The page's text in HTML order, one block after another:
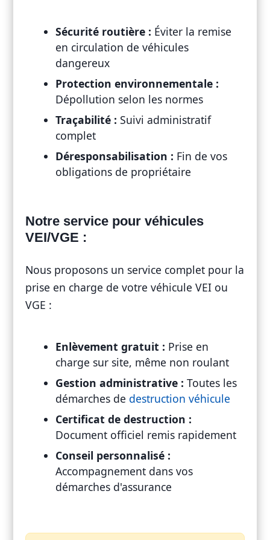
Sécurité routière : Éviter la remise
en circulation de véhicules
dangereux
Protection environnementale :
Dépollution selon les normes
Traçabilité : Suivi administratif
complet
Déresponsabilisation : Fin de vos
obligations de propriétaire
Notre service pour véhicules
VEI/VGE :
Nous proposons un service complet pour la
prise en charge de votre véhicule VEI ou
VGE :
Enlèvement gratuit : Prise en
charge sur site, même non roulant
Gestion administrative : Toutes les
démarches de destruction véhicule
Certificat de destruction :
Document officiel remis rapidement
Conseil personnalisé :
Accompagnement dans vos
démarches d'assurance